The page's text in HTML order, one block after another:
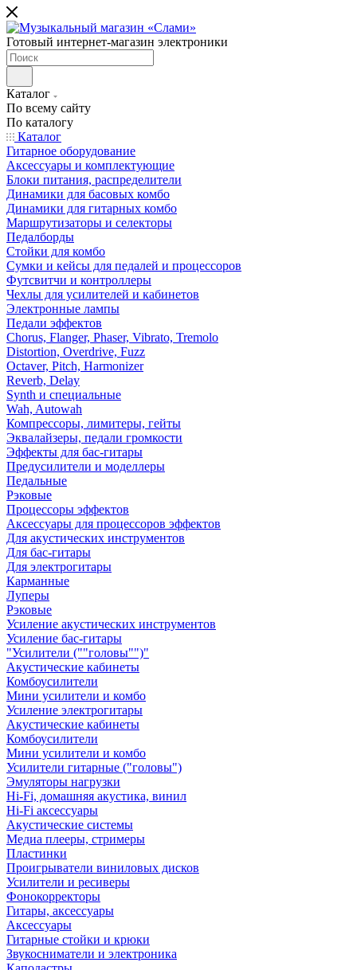
Готовый интернет-магазин электроники
Каталог
По всему сайту
По каталогу
Каталог
Гитарное оборудование
Аксессуары и комплектующие
Блоки питания, распределители
Динамики для басовых комбо
Динамики для гитарных комбо
Маршрутизаторы и селекторы
Педалборды
Стойки для комбо
Сумки и кейсы для педалей и процессоров
Футсвитчи и контроллеры
Чехлы для усилителей и кабинетов
Электронные лампы
Педали эффектов
Chorus, Flanger, Phaser, Vibrato, Tremolo
Distortion, Overdrive, Fuzz
Octaver, Pitch, Harmonizer
Reverb, Delay
Synth и специальные
Wah, Autowah
Компрессоры, лимитеры, гейты
Эквалайзеры, педали громкости
Эффекты для бас-гитары
Предусилители и моделлеры
Педальные
Рэковые
Процессоры эффектов
Аксессуары для процессоров эффектов
Для акустических инструментов
Для бас-гитары
Для электрогитары
Карманные
Луперы
Рэковые
Усиление акустических инструментов
Усиление бас-гитары
"Усилители (""головы"")"
Акустические кабинеты
Комбоусилители
Мини усилители и комбо
Усиление электрогитары
Акустические кабинеты
Комбоусилители
Мини усилители и комбо
Усилители гитарные ("головы")
Эмуляторы нагрузки
Hi-Fi, домашняя акустика, винил
Hi-Fi аксессуары
Акустические системы
Медиа плееры, стримеры
Пластинки
Проигрыватели виниловых дисков
Усилители и ресиверы
Фонокорректоры
Гитары, аксессуары
Аксессуары
Гитарные стойки и крюки
Звукосниматели и электроника